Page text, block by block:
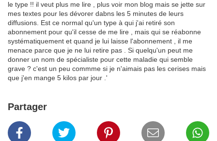
le type !! il veut plus me lire , plus voir mon blog mais se jette sur
mes textes pour les dévorer dabns les 5 minutes de leurs
diffusions. Est ce normal qu'un type à qui j'ai retiré son
abonnement pour qu'il cesse de me lire , mais qui se réabonne
systématiquement et quand je lui laisse l'abonnement , il me
menace parce que je ne lui retire pas . Si quelqu'un peut me
donner un nom de spécialiste pour cette maladie qui semble
grave ? c'est un peu commme si je n'aimais pas les cerises mais
que j'en mange 5 kilos par jour .'
Partager